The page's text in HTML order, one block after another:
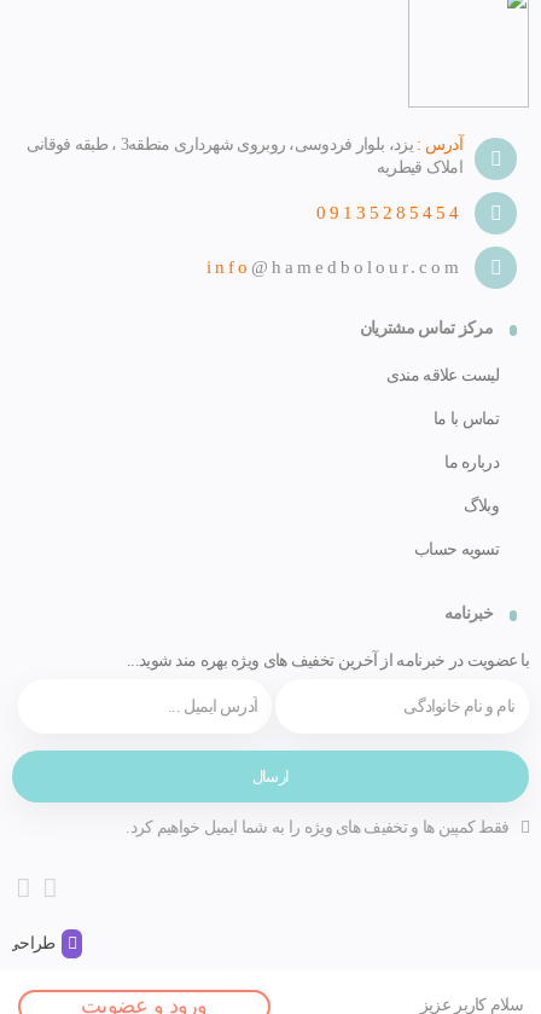
آدرس :
یزد، بلوار فردوسی، روبروی شهرداری منطقه3 ، طبقه فوقانی
املاک قیطریه
09135285454
info @hamedbolour.com
مرکز تماس مشتریان
لیست علاقه مندی
تماس با ما
درباره ما
وبلاگ
تسویه حساب
خبرنامه
با عضویت در خبرنامه از آخرین تخفیف های ویژه بهره مند شوید...
فقط کمپین ها و تخفیف های ویژه را به شما ایمیل خواهیم کرد.
طراحی
سلام کاربر عزیز ورود و عضویت